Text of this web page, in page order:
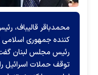
محمدباقر قالیباف،
کننده جمهوری اسلامی
توقف حملات اسرائیل